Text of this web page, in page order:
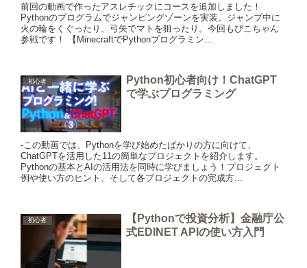
前回の動画で作ったアスレチックにコースを追加しました！
Pythonのプログラムでジャンピングゾーンを実装。ジャンプ中に
火の輪をくぐったり、弓矢でマトを狙ったり。今回もぴこちゃん
参戦です！ 【MinecraftでPythonプログラミン...
初心者
Python初心者向け！ChatGPT
で学ぶプログラミング
-この動画では、Pythonを学び始めたばかりの方に向けて、
ChatGPTを活用した11の簡単なプロジェクトを紹介します。
Pythonの基本とAIの活用法を同時に学びましょう！プロジェクト
例や使い方のヒント、そして各プロジェクトの完成方...
初心者
【Pythonで投資分析】金融庁公
式EDINET APIの使い方入門